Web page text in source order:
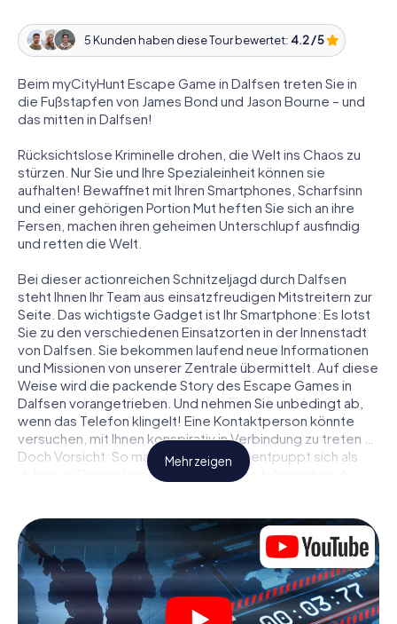
5 Kunden haben diese Tour bewertet: 4.2 / 5
Beim myCityHunt Escape Game in Dalfsen treten Sie in
die Fußstapfen von James Bond und Jason Bourne – und
das mitten in Dalfsen!
Rücksichtslose Kriminelle drohen, die Welt ins Chaos zu
stürzen. Nur Sie und Ihre Spezialeinheit können sie
aufhalten! Bewaffnet mit Ihren Smartphones, Scharfsinn
und einer gehörigen Portion Mut heften Sie sich an ihre
Fersen, machen ihren geheimen Unterschlupf ausfindig
und retten die Welt.
Bei dieser actionreichen Schnitzeljagd durch Dalfsen
steht Ihnen Ihr Team aus einsatzfreudigen Mitstreitern zur
Seite. Das wichtigste Gadget ist Ihr Smartphone: Es lotst
Sie zu den verschiedenen Einsatzorten in der Innenstadt
von Dalfsen. Sie bekommen laufend neue Informationen
und Missionen von unserer Zentrale übermittelt. Auf diese
Weise wird die packende Story des Escape Games in
Dalfsen vorangetrieben. Und nehmen Sie unbedingt ab,
wenn das Telefon klingelt! Eine Kontaktperson könnte
versuchen, mit Ihnen konspirativ in Verbindung zu treten …
Doch Vorsicht: So mancher Informant entpuppt sich als
dubioser Doppelagent und so manche Information als
Sie niemandem!
Anders als in einem klassischen Escape Room in Dalfsen
sind Sie also nicht in ein Zimmer eingesperrt, aus dem Sie
sich in einem vorgegebenen Zeitfenster befreien
müssen. Diese Smartphone Schnitzeljagd erklärt ganz
Mehr zeigen